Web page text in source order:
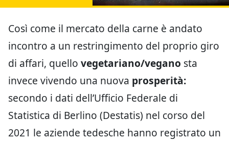
Così come il mercato della carne è andato
incontro a un restringimento del proprio giro
di affari, quello vegetariano/vegano sta
invece vivendo una nuova prosperità:
secondo i dati dell’Ufficio Federale di
Statistica di Berlino (Destatis) nel corso del
2021 le aziende tedesche hanno registrato un